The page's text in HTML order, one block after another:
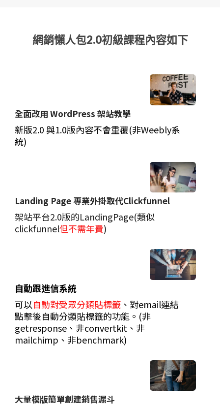
網銷懶人包2.0初級課程內容如下
全面改用 WordPress 架站教學
新版2.0 與1.0版內容不會重覆(非Weebly系
統)
Landing Page 專業外掛取代Clickfunnel
架站平台2.0版的LandingPage(類似
clickfunnel但不需年費)
自動跟進信系統
可以自動對受眾分類貼標籤 、對email連結
點擊後自動分類貼標籤的功能。(非
getresponse、 非convertkit、 非
mailchimp、 非benchmark)
大量模版簡單創建銷售漏斗